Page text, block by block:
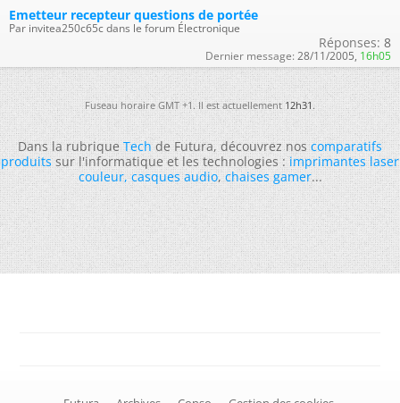
Emetteur recepteur questions de portée
Par invitea250c65c dans le forum Électronique
Réponses: 8
Dernier message: 28/11/2005, 16h05
Fuseau horaire GMT +1. Il est actuellement12h31.
Dans la rubriqueTechde Futura, découvrez noscomparatifs
produitssur l'informatique et les technologies :imprimantes laser
couleur,casques audio,chaises gamer...